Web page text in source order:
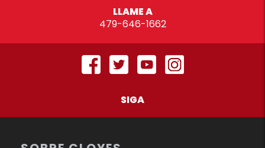
LLAME A
479-646-1662
SIGA